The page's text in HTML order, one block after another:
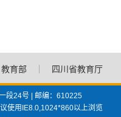
教育部 四川省教育厅
段24号 | 邮编：610225
使用IE8.0,1024*860以上浏览